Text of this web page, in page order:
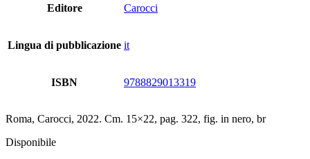
Editore Carocci
Lingua di pubblicazione it
ISBN 9788829013319
Roma, Carocci, 2022. Cm. 15×22, pag. 322, fig. in nero, br
Disponibile